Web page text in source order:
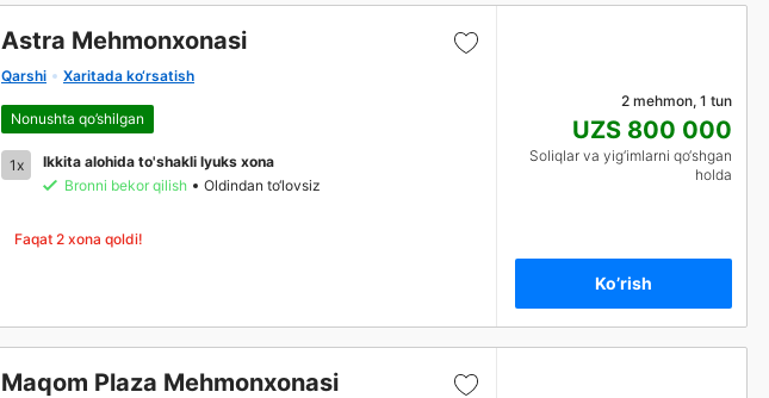
Astra Mehmonxonasi
Qarshi Xaritada ko‘rsatish
Nonushta qo’shilgan
1x
Ikkita alohida to'shakli lyuks xona
Bronni bekor qilish
Oldindan to‘lovsiz
Faqat 2 xona qoldi!
2 mehmon, 1 tun
UZS 800 000
Soliqlar va yig‘imlarni qo‘shgan
holda
Ko’rish
Maqom Plaza Mehmonxonasi